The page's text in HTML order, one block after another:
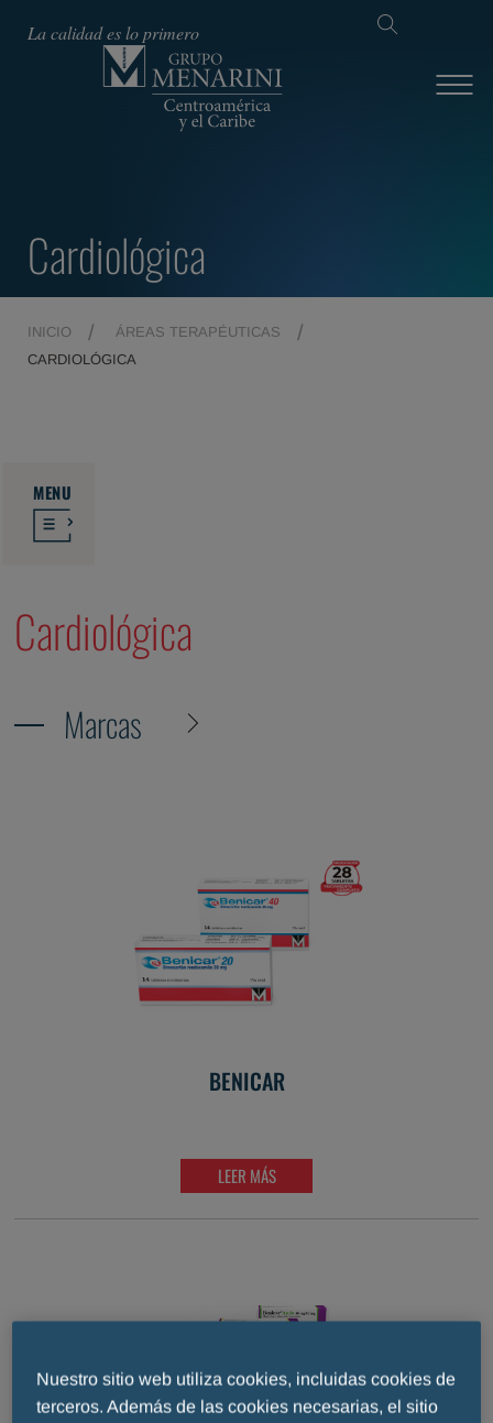
La calidad es lo primero
Cardiológica
INICIO
ÁREAS TERAPÉUTICAS
CARDIOLÓGICA
MENU
Cardiológica
Marcas
BENICAR
LEER MÁS
Nuestro sitio web utiliza cookies, incluidas cookies de
terceros. Además de las cookies necesarias, el sitio